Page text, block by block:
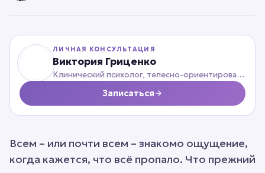
ЛИЧНАЯ КОНСУЛЬТАЦИЯ
Виктория Гриценко
Клинический психолог, телесно-ориентированный психотерапевт
Записаться
Всем – или почти всем – знакомо ощущение,
когда кажется, что всё пропало. Что прежний